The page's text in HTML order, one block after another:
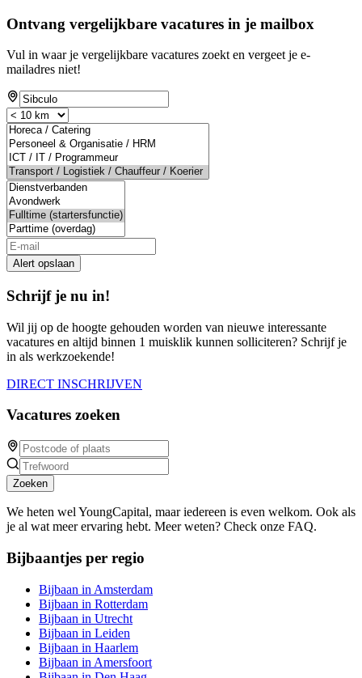
Ontvang vergelijkbare vacatures in je mailbox
Vul in waar je vergelijkbare vacatures zoekt en vergeet je e-
mailadres niet!
If
you
are
a
human,
ignore
this
field
Alert opslaan
Schrijf je nu in!
Wil jij op de hoogte gehouden worden van nieuwe interessante
vacatures en altijd binnen 1 muisklik kunnen solliciteren? Schrijf je
in als werkzoekende!
DIRECT INSCHRIJVEN
Vacatures zoeken
Zoeken
We heten wel YoungCapital, maar iedereen is even welkom. Ook als
je al wat meer ervaring hebt. Meer weten? Check onze FAQ.
Bijbaantjes per regio
Bijbaan in Amsterdam
Bijbaan in Rotterdam
Bijbaan in Utrecht
Bijbaan in Leiden
Bijbaan in Haarlem
Bijbaan in Amersfoort